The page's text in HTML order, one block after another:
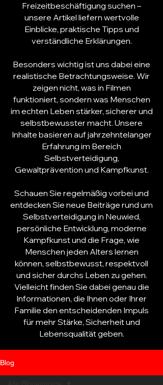
Freizeitbeschäftigung suchen –
unsere Artikel liefern wertvolle
Einblicke, praktische Tipps und
verständliche Erklärungen.
Besonders wichtig ist uns dabei eine
realistische Betrachtungsweise. Wir
zeigen nicht, was in Filmen
funktioniert, sondern was Menschen
im echten Leben stärker, sicherer und
selbstbewusster macht. Unsere
Inhalte basieren auf jahrzehntelanger
Erfahrung im Bereich
Selbstverteidigung,
Gewaltprävention und Kampfkunst.
Schauen Sie regelmäßig vorbei und
entdecken Sie neue Beiträge rund um
Selbstverteidigung in Neuwied,
persönliche Entwicklung, moderne
Kampfkunst und die Frage, wie
Menschen jeden Alters lernen
können, selbstbewusst, respektvoll
und sicher durchs Leben zu gehen.
Vielleicht finden Sie dabei genau die
Informationen, die Ihnen oder Ihrer
Familie den entscheidenden Impuls
für mehr Stärke, Sicherheit und
Lebensqualität geben.
Blog